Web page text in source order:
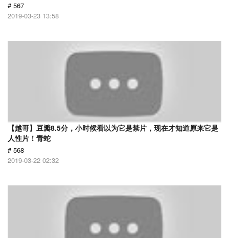
# 567
2019-03-23 13:58
【越哥】豆瓣8.5分，小时候看以为它是禁片，现在才知道原来它是
人性片！青蛇
# 568
2019-03-22 02:32